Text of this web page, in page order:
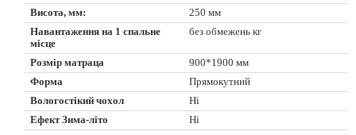
Висота, мм:
250 мм
Навантаження на 1 спальне
місце
без обмежень кг
Розмір матраца
900*1900 мм
Форма
Прямокутний
Вологостікий чохол
Ні
Ефект Зима-літо
Ні